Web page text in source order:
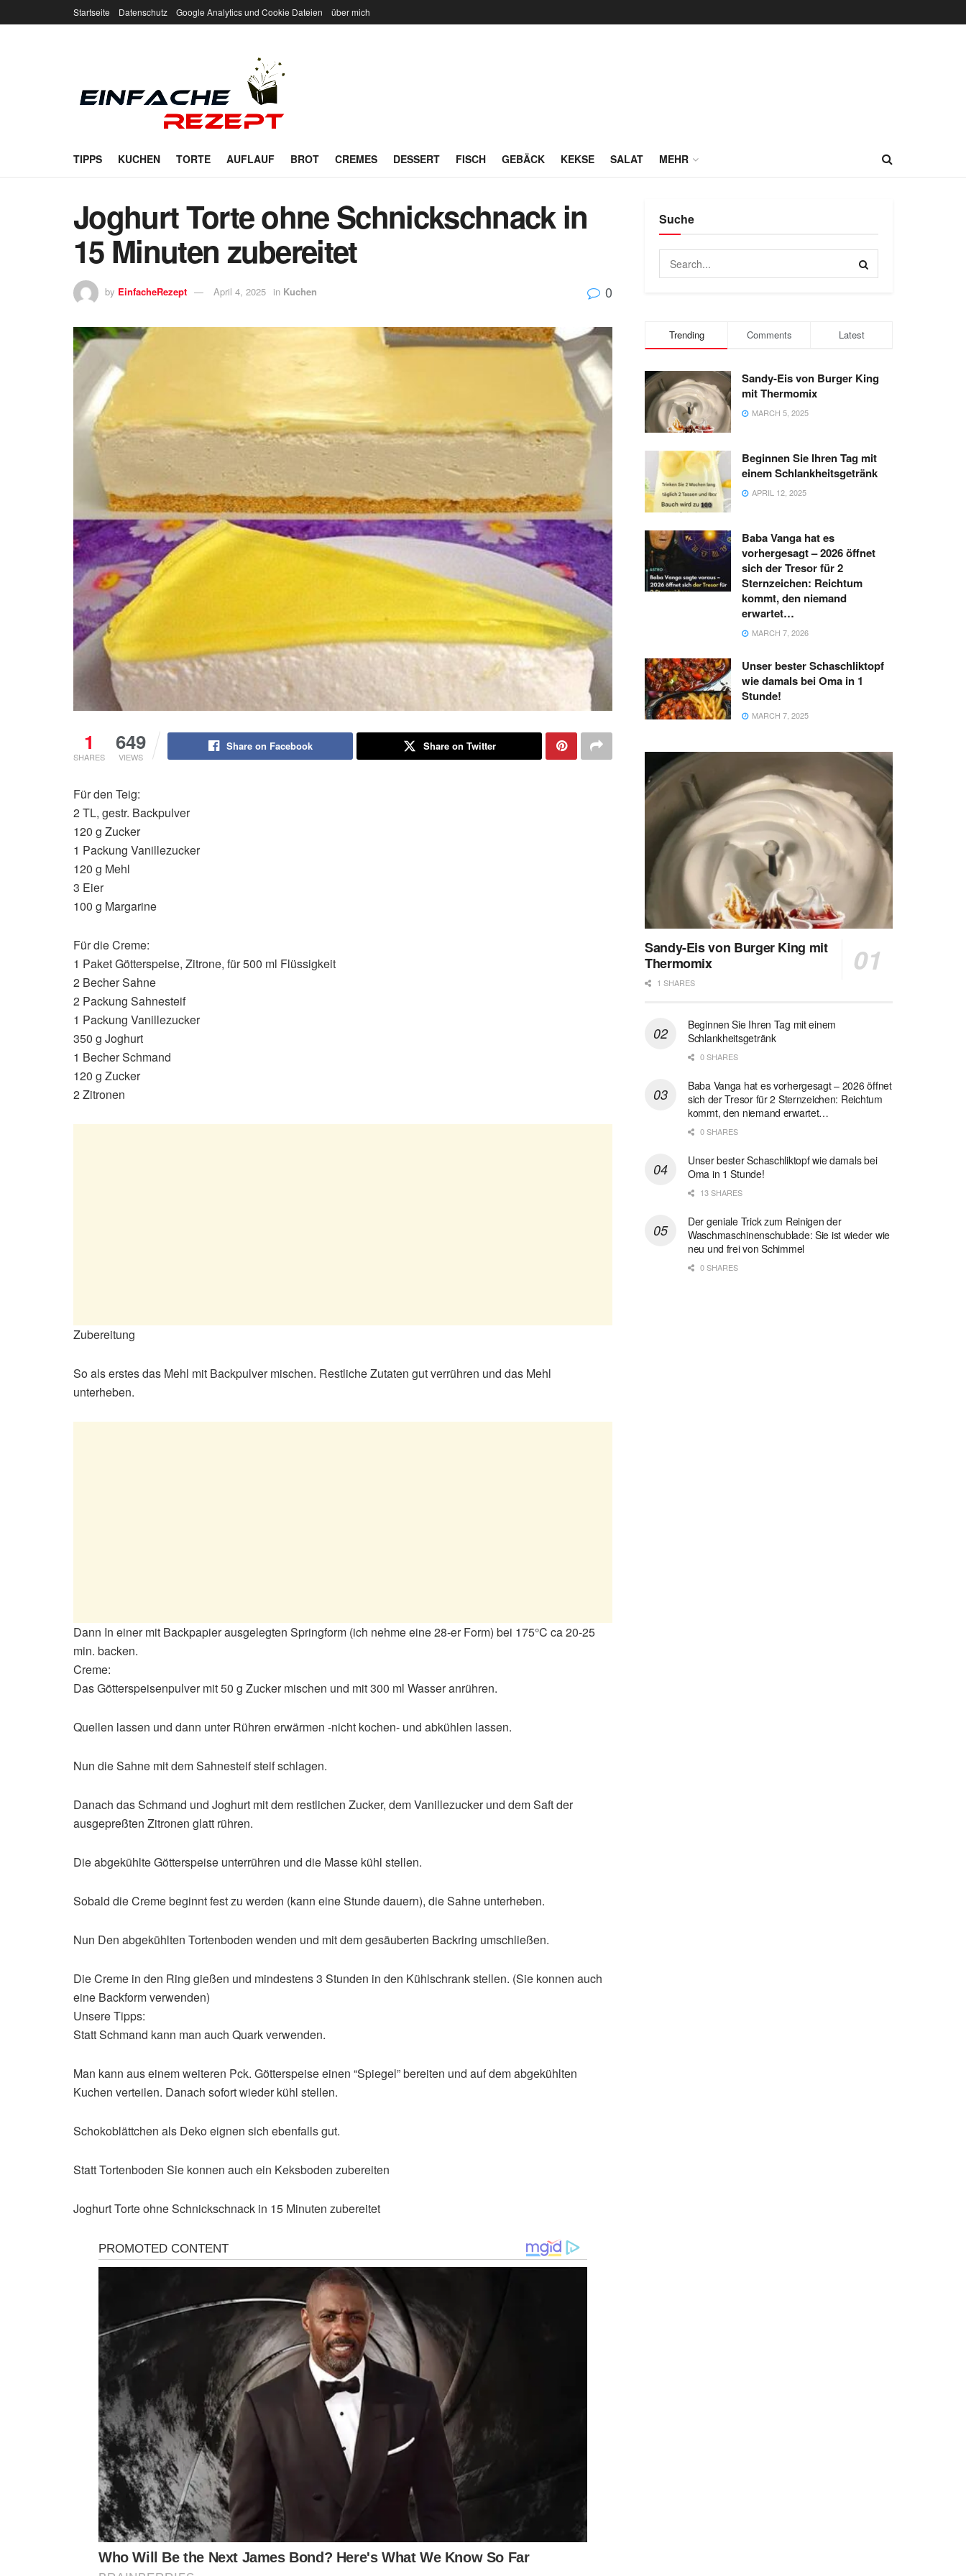
Startseite Datenschutz Google Analytics und Cookie Dateien über mich
TIPPS KUCHEN TORTE AUFLAUF BROT CREMES DESSERT FISCH GEBÄCK KEKSE SALAT MEHR
Joghurt Torte ohne Schnickschnack in
15 Minuten zubereitet
by EinfacheRezept April 4, 2025 in Kuchen 0
1
SHARES
649
VIEWS
Share on Facebook Share on Twitter
Für den Teig:
2 TL, gestr. Backpulver
120 g Zucker
1 Packung Vanillezucker
120 g Mehl
3 Eier
100 g Margarine
Für die Creme:
1 Paket Götterspeise, Zitrone, für 500 ml Flüssigkeit
2 Becher Sahne
2 Packung Sahnesteif
1 Packung Vanillezucker
350 g Joghurt
1 Becher Schmand
120 g Zucker
2 Zitronen
Zubereitung
So als erstes das Mehl mit Backpulver mischen. Restliche Zutaten gut verrühren und das Mehl
unterheben.
Dann In einer mit Backpapier ausgelegten Springform (ich nehme eine 28-er Form) bei 175°C ca 20-25
min. backen.
Creme:
Das Götterspeisenpulver mit 50 g Zucker mischen und mit 300 ml Wasser anrühren.
Quellen lassen und dann unter Rühren erwärmen -nicht kochen- und abkühlen lassen.
Nun die Sahne mit dem Sahnesteif steif schlagen.
Danach das Schmand und Joghurt mit dem restlichen Zucker, dem Vanillezucker und dem Saft der
ausgepreßten Zitronen glatt rühren.
Die abgekühlte Götterspeise unterrühren und die Masse kühl stellen.
Sobald die Creme beginnt fest zu werden (kann eine Stunde dauern), die Sahne unterheben.
Nun Den abgekühlten Tortenboden wenden und mit dem gesäuberten Backring umschließen.
Die Creme in den Ring gießen und mindestens 3 Stunden in den Kühlschrank stellen. (Sie konnen auch
eine Backform verwenden)
Unsere Tipps:
Statt Schmand kann man auch Quark verwenden.
Man kann aus einem weiteren Pck. Götterspeise einen “Spiegel” bereiten und auf dem abgekühlten
Kuchen verteilen. Danach sofort wieder kühl stellen.
Schokoblättchen als Deko eignen sich ebenfalls gut.
Statt Tortenboden Sie konnen auch ein Keksboden zubereiten
Joghurt Torte ohne Schnickschnack in 15 Minuten zubereitet
Suche
Trending Comments Latest
Sandy-Eis von Burger King
mit Thermomix
MARCH 5, 2025
Beginnen Sie Ihren Tag mit
einem Schlankheitsgetränk
APRIL 12, 2025
Baba Vanga hat es
vorhergesagt – 2026 öffnet
sich der Tresor für 2
Sternzeichen: Reichtum
kommt, den niemand
erwartet…
MARCH 7, 2026
Unser bester Schaschliktopf
wie damals bei Oma in 1
Stunde!
MARCH 7, 2025
Sandy-Eis von Burger King mit
Thermomix
1 SHARES
Beginnen Sie Ihren Tag mit einem
Schlankheitsgetränk
0 SHARES
Baba Vanga hat es vorhergesagt – 2026 öffnet
sich der Tresor für 2 Sternzeichen: Reichtum
kommt, den niemand erwartet…
0 SHARES
Unser bester Schaschliktopf wie damals bei
Oma in 1 Stunde!
13 SHARES
Der geniale Trick zum Reinigen der
Waschmaschinenschublade: Sie ist wieder wie
neu und frei von Schimmel
0 SHARES